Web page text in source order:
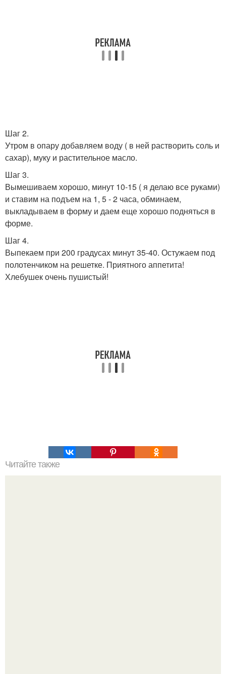
Шаг 2.
Утром в опару добавляем воду ( в ней растворить соль и
сахар), муку и растительное масло.
Шаг 3.
Вымешиваем хорошо, минут 10-15 ( я делаю все руками)
и ставим на подъем на 1, 5 - 2 часа, обминаем,
выкладываем в форму и даем еще хорошо подняться в
форме.
Шаг 4.
Выпекаем при 200 градусах минут 35-40. Остужаем под
полотенчиком на решетке. Приятного аппетита!
Хлебушек очень пушистый!
Читайте также